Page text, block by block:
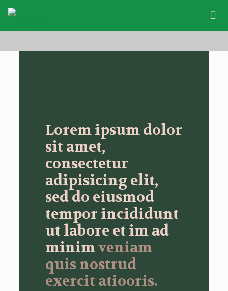
Lorem ipsum dolor
sit amet,
consectetur
adipisicing elit,
sed do eiusmod
tempor incididunt
ut labore et im ad
minimveniam
quis nostrud
exercit atiooris.